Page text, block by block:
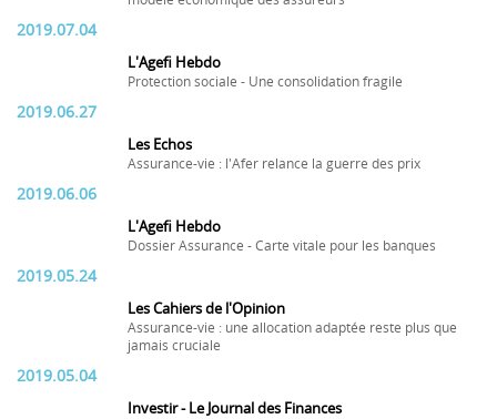
2019.07.04
L'Agefi Hebdo
Protection sociale - Une consolidation fragile
2019.06.27
Les Echos
Assurance-vie : l'Afer relance la guerre des prix
2019.06.06
L'Agefi Hebdo
Dossier Assurance - Carte vitale pour les banques
2019.05.24
Les Cahiers de l'Opinion
Assurance-vie : une allocation adaptée reste plus que
jamais cruciale
2019.05.04
Investir - Le Journal des Finances